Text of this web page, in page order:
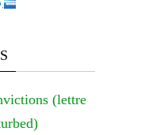
(lettre